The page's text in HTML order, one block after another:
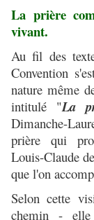
La prière
vivant.
Au fil des
Convention
nature même
intitulé "La
Dimanche-
prière qui
Louis-Claude
que l'on
Selon cette
chemin - elle